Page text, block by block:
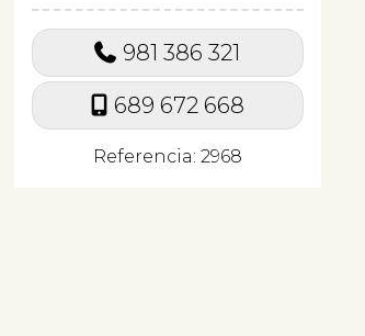
981 386 321
689 672 668
Referencia: 2968